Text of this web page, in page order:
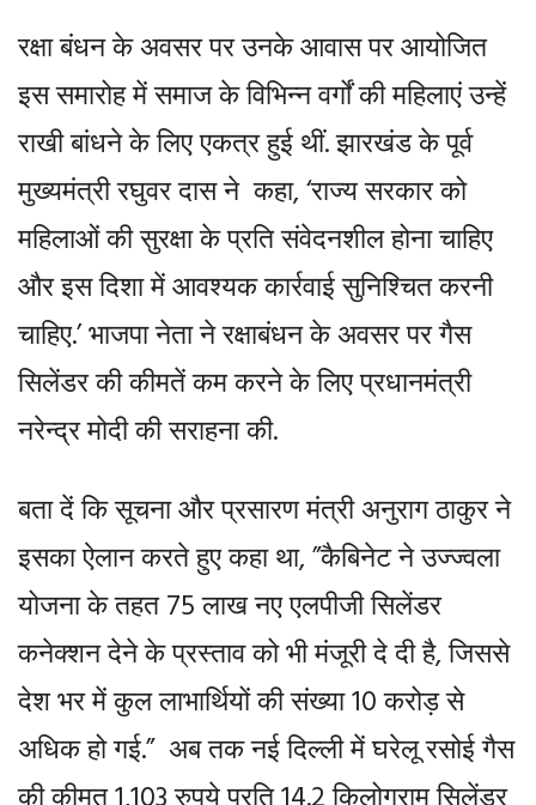
रक्षा बंधन के अवसर पर उनके आवास पर आयोजित
इस समारोह में समाज के विभिन्न वर्गों की महिलाएं उन्हें
राखी बांधने के लिए एकत्र हुई थीं. झारखंड के पूर्व
मुख्यमंत्री रघुवर दास ने कहा, ‘राज्य सरकार को
महिलाओं की सुरक्षा के प्रति संवेदनशील होना चाहिए
और इस दिशा में आवश्यक कार्रवाई सुनिश्चित करनी
चाहिए.’ भाजपा नेता ने रक्षाबंधन के अवसर पर गैस
सिलेंडर की कीमतें कम करने के लिए प्रधानमंत्री
नरेन्द्र मोदी की सराहना की.
बता दें कि सूचना और प्रसारण मंत्री अनुराग ठाकुर ने
इसका ऐलान करते हुए कहा था, ”कैबिनेट ने उज्ज्वला
योजना के तहत 75 लाख नए एलपीजी सिलेंडर
कनेक्शन देने के प्रस्ताव को भी मंजूरी दे दी है, जिससे
देश भर में कुल लाभार्थियों की संख्या 10 करोड़ से
अधिक हो गई.” अब तक नई दिल्ली में घरेलू रसोई गैस